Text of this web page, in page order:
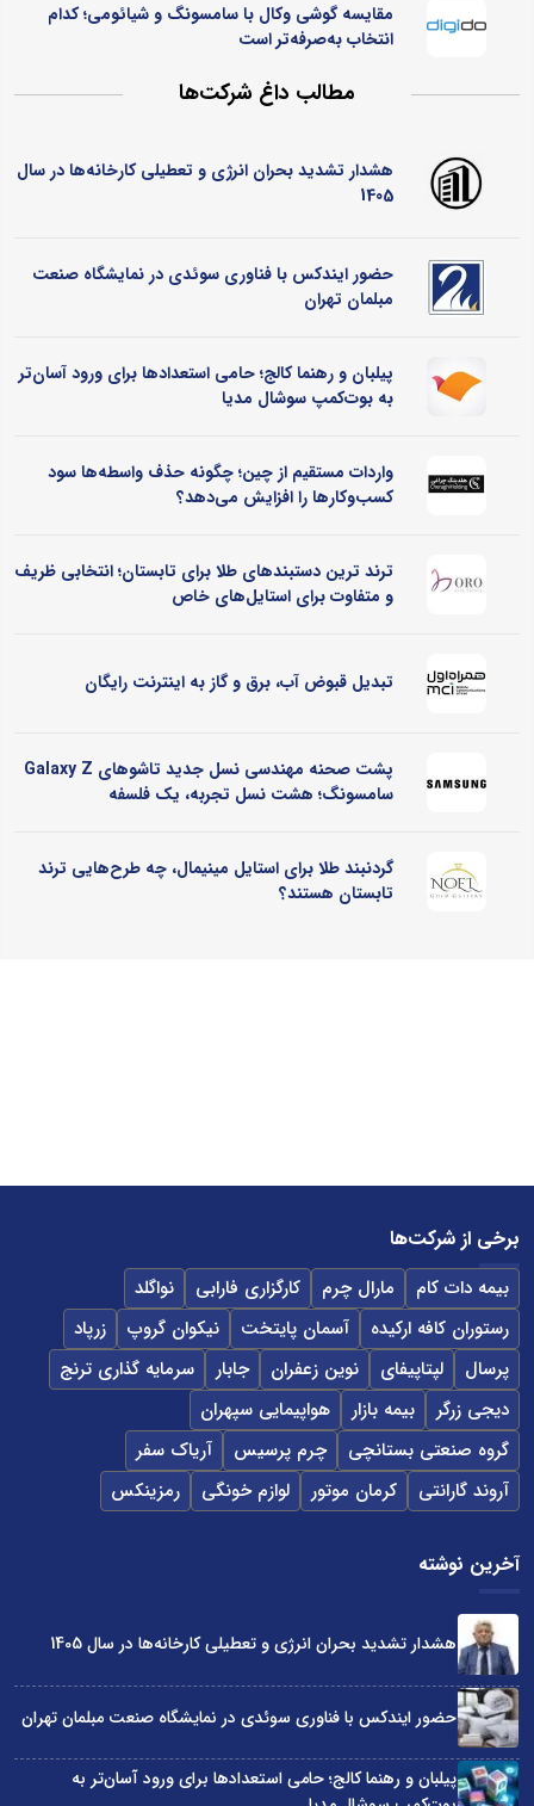
مقایسه گوشی وکال با سامسونگ و شیائومی؛ کدام
انتخاب به‌صرفه‌تر است
مطالب داغ شرکت‌ها
هشدار تشدید بحران انرژی و تعطیلی کارخانه‌ها در سال
1405
حضور ایندکس با فناوری سوئدی در نمایشگاه صنعت
مبلمان تهران
پیلبان و رهنما کالج؛ حامی استعدادها برای ورود آسان‌تر
به بوت‌کمپ سوشال مدیا
واردات مستقیم از چین؛ چگونه حذف واسطه‌ها سود
کسب‌وکارها را افزایش می‌دهد؟
ترند ترین دستبندهای طلا برای تابستان؛ انتخابی ظریف
و متفاوت برای استایل‌های خاص
تبدیل قبوض آب، برق و گاز به اینترنت رایگان
پشت صحنه مهندسی نسل جدید تاشوهای Galaxy Z
سامسونگ؛ هشت نسل تجربه، یک فلسفه
گردنبند طلا برای استایل مینیمال، چه طرح‌هایی ترند
تابستان هستند؟
برخی از شرکت‌ها
بیمه دات کام مارال چرم کارگزاری فارابی
نواگلد
رستوران کافه ارکیده
آسمان پایتخت نیکوان گروپ
زرپاد
پرسال
لپتاپیفای نوین زعفران جابار
سرمایه گذاری ترنج
دیجی زرگر
بیمه بازار
هواپیمایی سپهران
گروه صنعتی بستانچی
چرم پرسیس
آریاک سفر
آروند گارانتی
کرمان موتور لوازم خونگی رمزینکس
آخرین نوشته
هشدار تشدید بحران انرژی و تعطیلی کارخانه‌ها در سال 1405
حضور ایندکس با فناوری سوئدی در نمایشگاه صنعت مبلمان تهران
پیلبان و رهنما کالج؛ حامی استعدادها برای ورود آسان‌تر به